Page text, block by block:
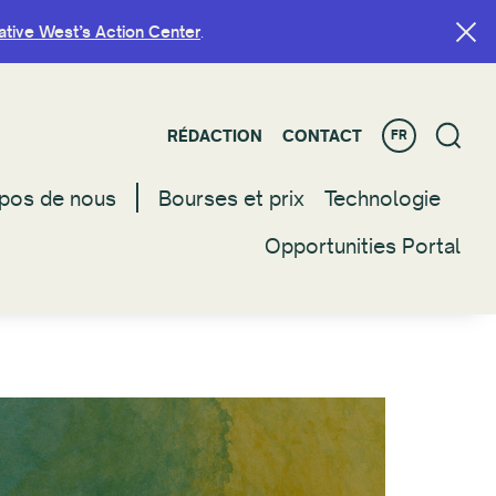
West’s Action Center.
RÉDACTION CONTACT FR
de nous Bourses et prix
Technologie
Opportunities Portal
West’s Action Center.
RÉDACTION CONTACT FR
de nous Bourses et prix
Technologie
Opportunities Portal